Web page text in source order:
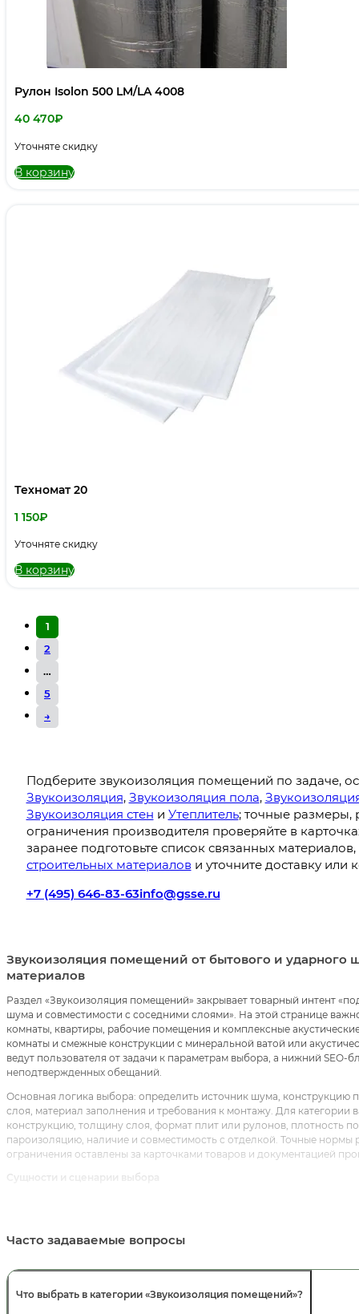
Рулон Isolon 500 LM/LA 4008
40 470₽
Уточняте скидку
В корзину
Техномат 20
1 150₽
Уточняте скидку
В корзину
1
2
…
5
→
Подберите звукоизоляция помещений по задаче,
Звукоизоляция, Звукоизоляция пола,
Звукоизоляция стен и Утеплитель; точные размеры,
ограничения производителя проверяйте в
заранее подготовьте список связанных
строительных материалов и уточните доставку или
+7 (495) 646-83-63info@gsse.ru
Звукоизоляция помещений от бытового и ударного
материалов
Раздел «Звукоизоляция помещений» закрывает товарный интент
шума и совместимости с соседними слоями». На этой странице
комнаты, квартиры, рабочие помещения и комплексные
комнаты и смежные конструкции с минеральной ватой или
ведут пользователя от задачи к параметрам выбора, а нижний SEO-
неподтвержденных обещаний.
Основная логика выбора: определить источник шума,
слоя, материал заполнения и требования к монтажу. Для категории
конструкцию, толщину слоя, формат плит или рулонов, плотность
пароизоляцию, наличие и совместимость с отделкой. Точные нормы
ограничения оставлены за карточками товаров и документацией
Сущности и сценарии выбора
последующая отделка.
карточкам товаров и проектной задаче.
Система.
Звукоизоляционный материал работает вместе с
пароизоляцией и монтажной дисциплиной.
Часто задаваемые вопросы
Что выбрать в категории «Звукоизоляция помещений»?